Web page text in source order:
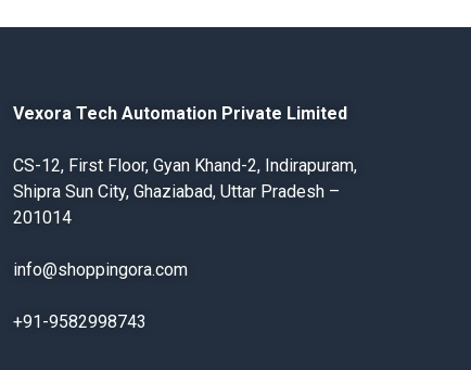
Vexora Tech Automation Private Limited
CS-12, First Floor, Gyan Khand-2, Indirapuram,
Shipra Sun City, Ghaziabad, Uttar Pradesh –
201014
info@shoppingora.com
+91-9582998743